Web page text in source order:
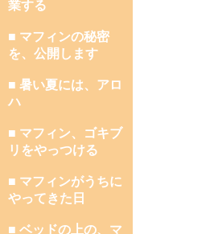
業する
■ マフィンの秘密
を、公開します
■ 暑い夏には、アロ
ハ
■ マフィン、ゴキブ
リをやっつける
■ マフィンがうちに
やってきた日
■ ベッドの上の、マ